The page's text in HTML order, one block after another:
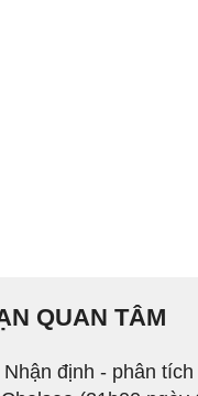
QUAN TÂM
định - phân